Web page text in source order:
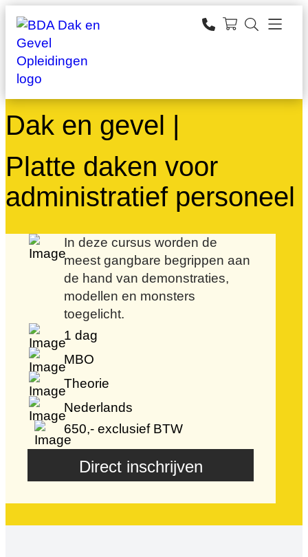
Ga
naar
de
inhoud
Dak en gevel |
Platte daken voor
administratief personeel
In deze cursus worden de
meest gangbare begrippen aan
de hand van demonstraties,
modellen en monsters
toegelicht.
1 dag
MBO
Theorie
Nederlands
650,- exclusief BTW
Direct inschrijven